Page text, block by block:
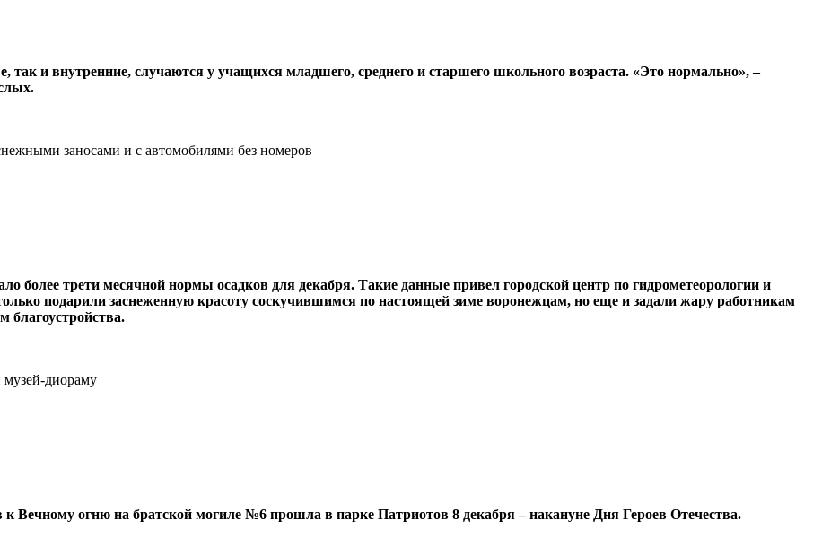
и внутренние, случаются у учащихся младшего, среднего и старшего школьного возраста. «Это нормально», –
заносами и с автомобилями без номеров
более трети месячной нормы осадков для декабря. Такие данные привел городской центр по гидрометеорологии и
подарили заснеженную красоту соскучившимся по настоящей зиме воронежцам, но еще и задали жару работникам
благоустройства.
диораму
Вечному огню на братской могиле №6 прошла в парке Патриотов 8 декабря – накануне Дня Героев Отечества.